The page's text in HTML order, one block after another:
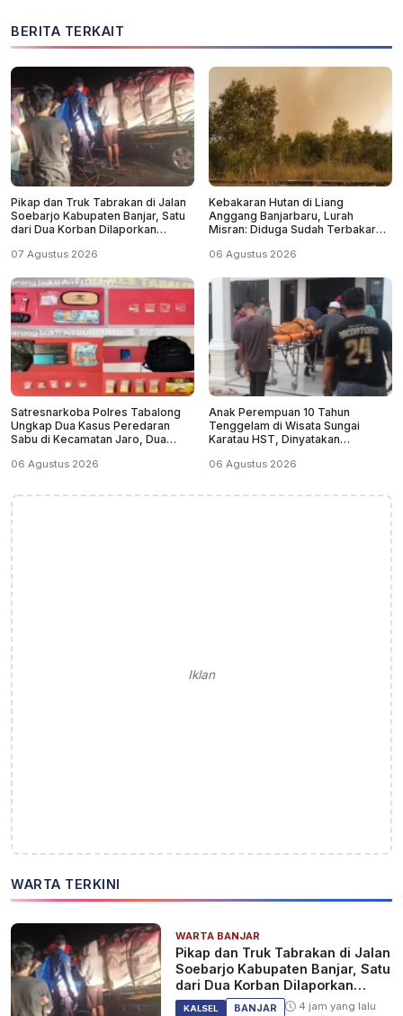
BERITA TERKAIT
Pikap dan Truk Tabrakan di Jalan
Soebarjo Kabupaten Banjar, Satu
dari Dua Korban Dilaporkan
07 Agustus 2026
Kebakaran Hutan di Liang
Anggang Banjarbaru, Lurah
Misran: Diduga Sudah Terbakar
06 Agustus 2026
Satresnarkoba Polres Tabalong
Ungkap Dua Kasus Peredaran
Sabu di Kecamatan Jaro, Dua
06 Agustus 2026
Anak Perempuan 10 Tahun
Tenggelam di Wisata Sungai
Karatau HST, Dinyatakan
06 Agustus 2026
Iklan
WARTA TERKINI
WARTA BANJAR
Pikap dan Truk Tabrakan di Jalan
Soebarjo Kabupaten Banjar, Satu
dari Dua Korban Dilaporkan
Tewas
KALSEL BANJAR 4 jam yang lalu